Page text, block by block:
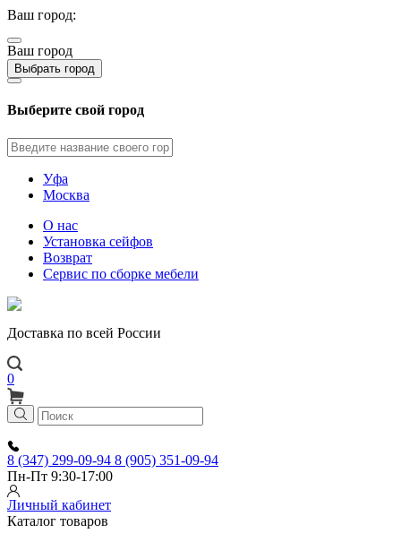
Ваш город:
Ваш город
Выбрать город
Выберите свой город
Уфа
Москва
О нас
Установка сейфов
Возврат
Сервис по сборке мебели
Доставка по всей России
0
8 (347) 299-09-94 8 (905) 351-09-94
Пн-Пт 9:30-17:00
Личный кабинет
Каталог товаров